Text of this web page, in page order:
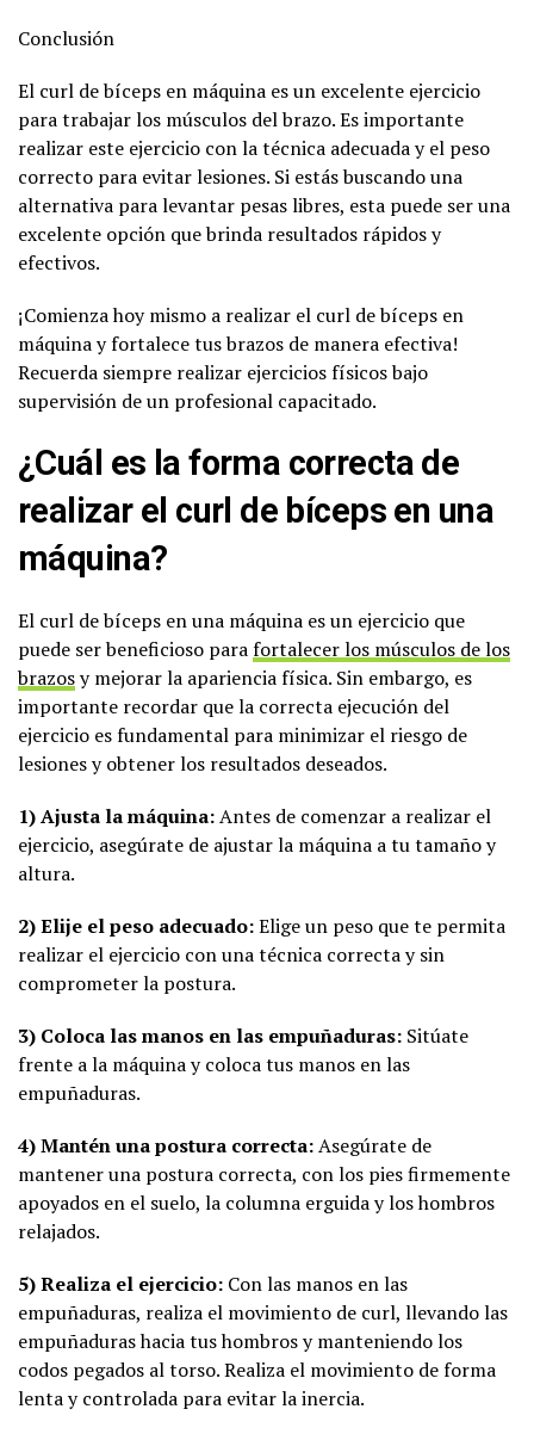
Conclusión
El curl de bíceps en máquina es un excelente ejercicio
para trabajar los músculos del brazo. Es importante
realizar este ejercicio con la técnica adecuada y el peso
correcto para evitar lesiones. Si estás buscando una
alternativa para levantar pesas libres, esta puede ser una
excelente opción que brinda resultados rápidos y
efectivos.
¡Comienza hoy mismo a realizar el curl de bíceps en
máquina y fortalece tus brazos de manera efectiva!
Recuerda siempre realizar ejercicios físicos bajo
supervisión de un profesional capacitado.
¿Cuál es la forma correcta de
realizar el curl de bíceps en una
máquina?
El curl de bíceps en una máquina es un ejercicio que
puede ser beneficioso parafortalecer los músculos de los
brazosy mejorar la apariencia física. Sin embargo, es
importante recordar que la correcta ejecución del
ejercicio es fundamental para minimizar el riesgo de
lesiones y obtener los resultados deseados.
1) Ajusta la máquina:Antes de comenzar a realizar el
ejercicio, asegúrate de ajustar la máquina a tu tamaño y
altura.
2) Elije el peso adecuado:Elige un peso que te permita
realizar el ejercicio con una técnica correcta y sin
comprometer la postura.
3) Coloca las manos en las empuñaduras: Sitúate
frente a la máquina y coloca tus manos en las
empuñaduras.
4) Mantén una postura correcta:Asegúrate de
mantener una postura correcta, con los pies firmemente
apoyados en el suelo, la columna erguida y los hombros
relajados.
5) Realiza el ejercicio: Con las manos en las
empuñaduras, realiza el movimiento de curl, llevando las
empuñaduras hacia tus hombros y manteniendo los
codos pegados al torso. Realiza el movimiento de forma
lenta y controlada para evitar la inercia.